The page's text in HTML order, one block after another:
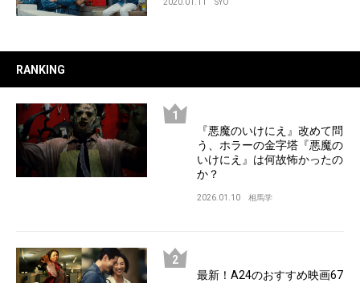
2020.01.11 SYO
RANKING
『悪魔のいけにえ』改めて問
う、ホラーの金字塔『悪魔の
いけにえ』は何故怖かったの
か？
2026.01.10 相馬学
最新！A24のおすすめ映画67